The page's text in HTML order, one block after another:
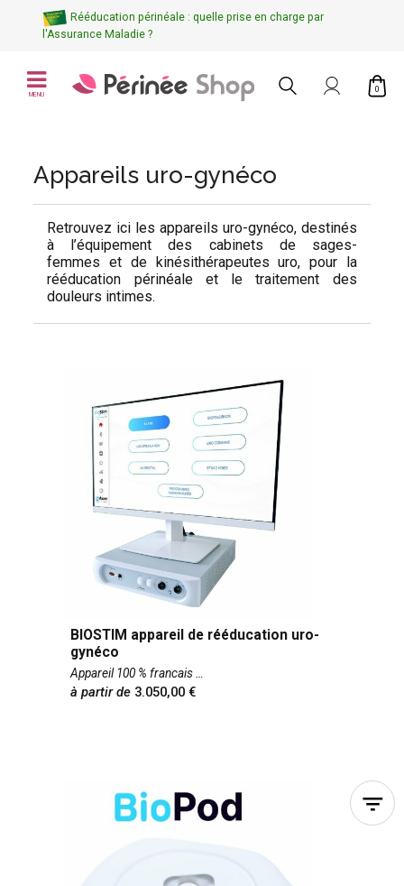
Rééducation périnéale : quelle prise en charge par
l'Assurance Maladie ?
MENU
0
Appareils uro-gynéco
Retrouvez ici les appareils uro-gynéco, destinés
à l’équipement des cabinets de sages-
femmeset de kinésithérapeutes uro, pour la
rééducation périnéale et le traitement des
douleurs intimes.
BIOSTIM appareil de rééducation uro-
gynéco
Appareil 100 % francais
à partir de 3.050,00